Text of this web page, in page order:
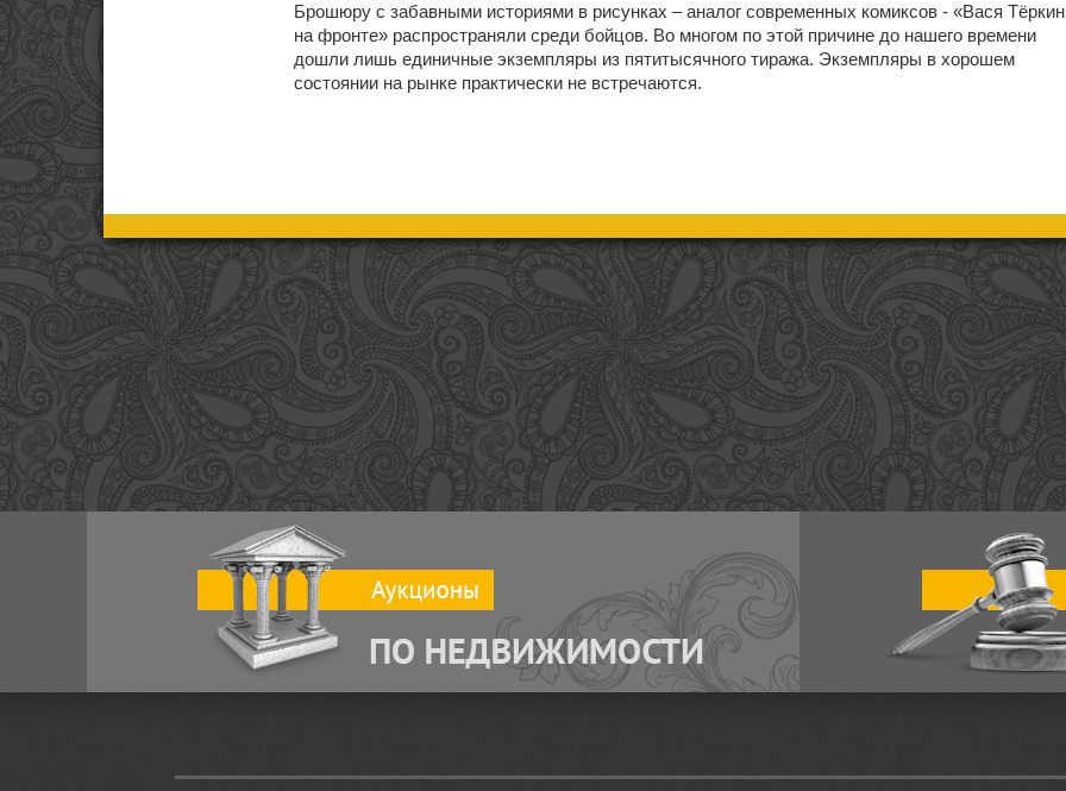
Брошюру с забавными историями в рисунках – аналог современных комиксов - «Вася Тёркин
на фронте» распространяли среди бойцов. Во многом по этой причине до нашего времени
дошли лишь единичные экземпляры из пятитысячного тиража. Экземпляры в хорошем
состоянии на рынке практически не встречаются.